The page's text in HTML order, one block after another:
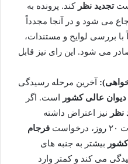
تجدید نظر کند. پرونده به
می شود و در آنجا مجدداً
بررسی لوایح و مستندات،
می شود. این رای نیز قابل
آخرین مرحله رسیدگی
دیوان عالی کشور
است. اگر
نظر نیز اعتراض داشته
فرجام
بیشتر به جنبه های
می کند و کمتر وارد